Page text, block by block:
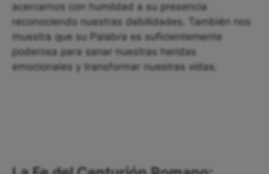
acercarnos con humildad a su presencia
reconociendo nuestras debilidades. También nos
muestra que su Palabra es suficientemente
poderosa para sanar nuestras heridas
emocionales y transformar nuestras vidas.